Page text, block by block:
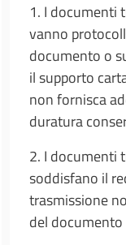
1. I documenti
vanno
documento o
il supporto
non fornisca
duratura
2. I documenti
soddisfano il
trasmissione
del